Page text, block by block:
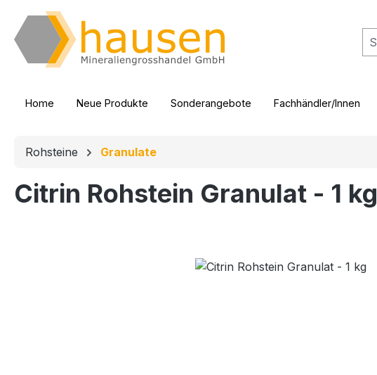
Hauptinhalt springen
Zur Suche springen
Zur Hauptnavigation springen
Home Neue Produkte Sonderangebote Fachhändler/Innen
Rohsteine Granulate
Citrin Rohstein Granulat - 1 kg